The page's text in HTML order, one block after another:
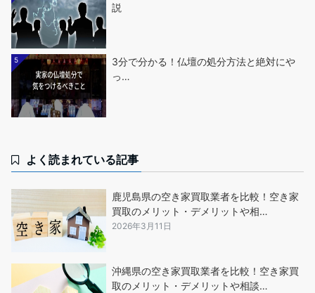
説
5
3分で分かる！仏壇の処分方法と絶対にや
っ…
よく読まれている記事
鹿児島県の空き家買取業者を比較！空き家
買取のメリット・デメリットや相…
2026年3月11日
沖縄県の空き家買取業者を比較！空き家買
取のメリット・デメリットや相談…